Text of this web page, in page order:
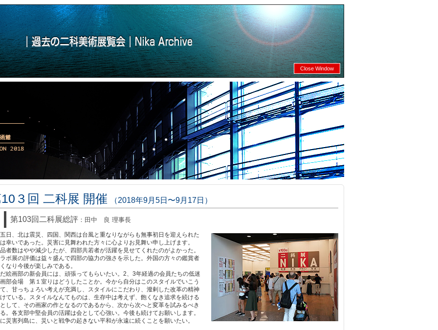
Close Window
３回 二科展 開催 （2018年9月5日〜9月17日）
第103回二科展総評 ： 田中 良 理事長
日、北は震災、四国、関西は台風と重なりながらも無事初日を迎えられた
幸いであった。災害に見舞われた方々に心よりお見舞い申し上げます。
数はやや減少したが、四部共若者が活躍を見せてくれたのがよかった。
展の評価は益々盛んで四部の協力の強さを示した。外国の方々の鑑賞者
なり今後が楽しみである。
画部の新会員には、頑張ってもらいたい。2、3年経過の会員たちの低迷
部会場 第１室りはどうしたことか。今から自分はこのスタイルでいこう
、甘っちょろい考えが充満し、スタイルにこだわり、潑剌した改革の精神
ている。スタイルなんてものは、生存中は考えず、飽くなき追求を続ける
して、その画家の作となるのであるから、次から次へと変革を試みるべき
。各支部中堅会員の活躍は会として心強い。今後も続けてお願いします。
災害列島に、災いと戦争の起きない平和が永遠に続くことを願いたい。